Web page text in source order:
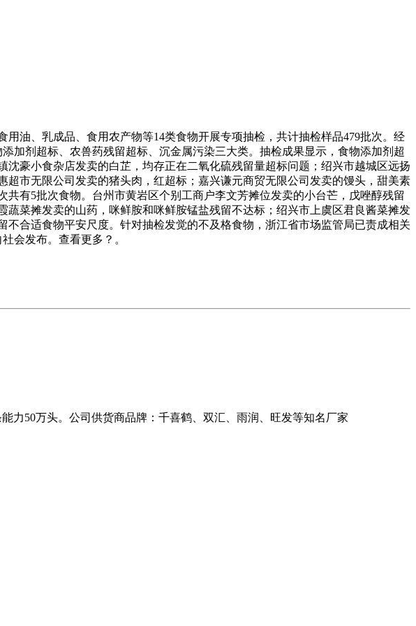
油、乳成品、食用农产物等14类食物开展专项抽检，共计抽检样品479批次。经
加剂超标、农兽药残留超标、沉金属污染三大类。抽检成果显示，食物添加剂超
豪小食杂店发卖的白芷，均存正在二氧化硫残留量超标问题；绍兴市越城区远扬
市无限公司发卖的猪头肉，红超标；嘉兴谦元商贸无限公司发卖的馒头，甜美素
有5批次食物。台州市黄岩区个别工商户李文芳摊位发卖的小台芒，戊唑醇残留
菜摊发卖的山药，咪鲜胺和咪鲜胺锰盐残留不达标；绍兴市上虞区君良酱菜摊发
合适食物平安尺度。针对抽检发觉的不及格食物，浙江省市场监管局已责成相关
会发布。查看更多？。
力50万头。公司供货商品牌：千喜鹤、双汇、雨润、旺发等知名厂家